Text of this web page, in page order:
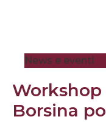
News e eventi
Borsina